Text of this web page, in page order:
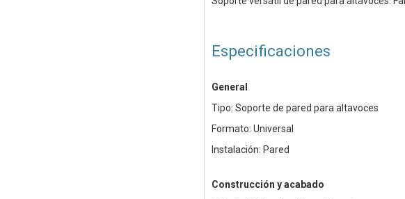
Especificaciones
General
Tipo: Soporte de pared para altavoces
Formato: Universal
Instalación: Pared
Construcción y acabado